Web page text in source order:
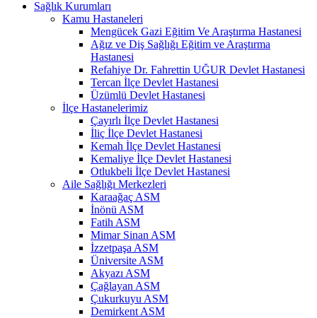
Sağlık Kurumları
Kamu Hastaneleri
Mengücek Gazi Eğitim Ve Araştırma Hastanesi
Ağız ve Diş Sağlığı Eğitim ve Araştırma
Hastanesi
Refahiye Dr. Fahrettin UĞUR Devlet Hastanesi
Tercan İlçe Devlet Hastanesi
Üzümlü Devlet Hastanesi
İlçe Hastanelerimiz
Çayırlı İlçe Devlet Hastanesi
İliç İlçe Devlet Hastanesi
Kemah İlçe Devlet Hastanesi
Kemaliye İlçe Devlet Hastanesi
Otlukbeli İlçe Devlet Hastanesi
Aile Sağlığı Merkezleri
Karaağaç ASM
İnönü ASM
Fatih ASM
Mimar Sinan ASM
İzzetpaşa ASM
Üniversite ASM
Akyazı ASM
Çağlayan ASM
Çukurkuyu ASM
Demirkent ASM